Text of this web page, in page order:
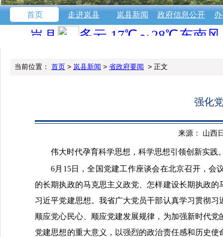
首页 走进岚县 岚县新闻 政府信息公开
当前位置： 首页 > 岚县新闻 > 省政府要闻 > 正文
强化
来源： 山西
伟大时代孕育科学思想，科学思想引领创新实践
6月15日，全国党建工作座谈会在北京召开，会
的长期执政的马克思主义政党、怎样建设长期执政
习近平党建思想。我省广大党员干部认真学习贯彻
顺应党心民心、顺应党建发展规律，为加强新时代
党建思想的重大意义，以强烈的政治责任感和历史